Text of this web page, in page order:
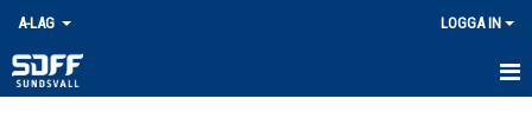
A-LAG LOGGA IN